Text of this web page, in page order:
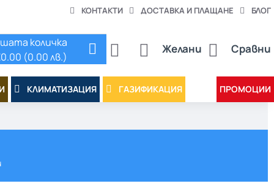
КОНТАКТИ ДОСТАВКА И ПЛАЩАНЕ БЛОГ
Желани Сравни
количка
(0.00 лв.)
КЛИМАТИЗАЦИЯ ГАЗИФИКАЦИЯ ПРОМОЦИИ